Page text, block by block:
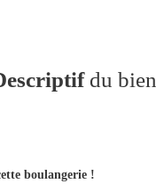
du bien
boulangerie !